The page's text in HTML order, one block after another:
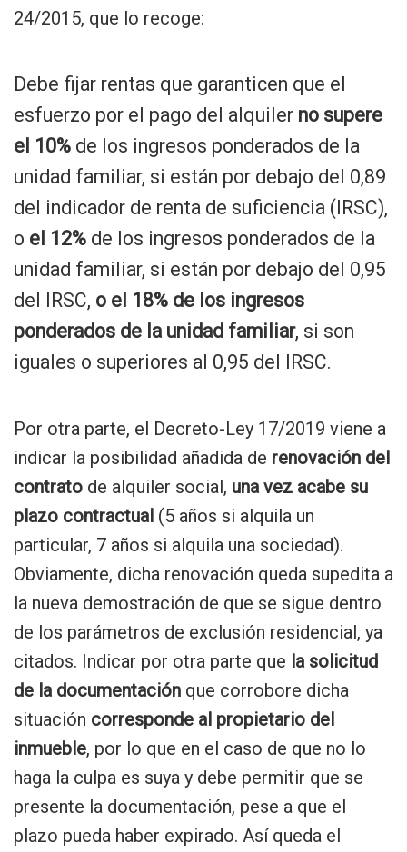
24/2015, que lo recoge:
Debe fijar rentas que garanticen que el
esfuerzo por el pago del alquiler no supere
el 10% de los ingresos ponderados de la
unidad familiar, si están por debajo del 0,89
del indicador de renta de suficiencia (IRSC),
o el 12% de los ingresos ponderados de la
unidad familiar, si están por debajo del 0,95
del IRSC, o el 18% de los ingresos
ponderados de la unidad familiar, si son
iguales o superiores al 0,95 del IRSC.
Por otra parte, el Decreto-Ley 17/2019 viene a
indicar la posibilidad añadida de renovación del
contrato de alquiler social, una vez acabe su
plazo contractual (5 años si alquila un
particular, 7 años si alquila una sociedad).
Obviamente, dicha renovación queda supedita a
la nueva demostración de que se sigue dentro
de los parámetros de exclusión residencial, ya
citados. Indicar por otra parte que la solicitud
de la documentación que corrobore dicha
situación corresponde al propietario del
inmueble, por lo que en el caso de que no lo
haga la culpa es suya y debe permitir que se
presente la documentación, pese a que el
plazo pueda haber expirado. Así queda el